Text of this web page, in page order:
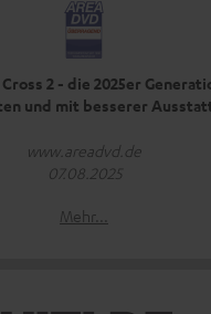
2 - die 2025er
und mit besserer
www.areadvd.de
07.08.2025
Mehr...